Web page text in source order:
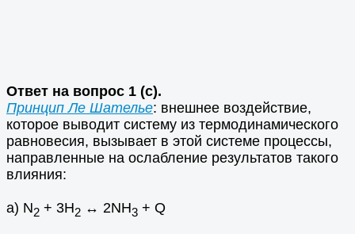
Ответ на вопрос 1 (с).
Принцип Ле Шателье: внешнее воздействие,
которое выводит систему из термодинамического
равновесия, вызывает в этой системе процессы,
направленные на ослабление результатов такого
влияния:
а) N2 + 3H2 ↔ 2NH3 + Q